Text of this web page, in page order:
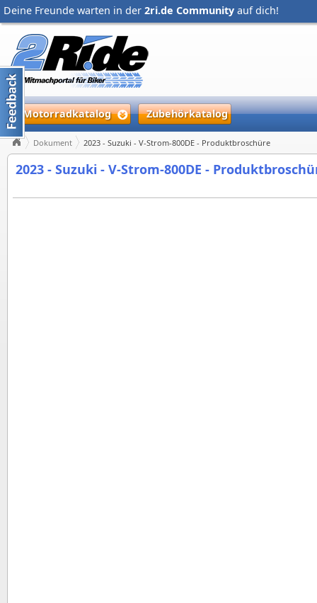
Deine Freunde warten in der 2ri.de Community auf dich!
Motorradkatalog Zubehörkatalog
Dokument 2023 - Suzuki - V-Strom-800DE - Produktbroschüre
2023 - Suzuki - V-Strom-800DE -